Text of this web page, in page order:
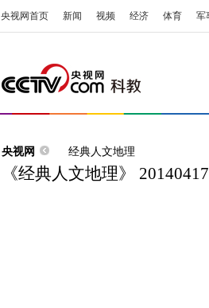
央视网首页 新闻 视频 经济 体育 军
央视网 经典人文地理
《经典人文地理》